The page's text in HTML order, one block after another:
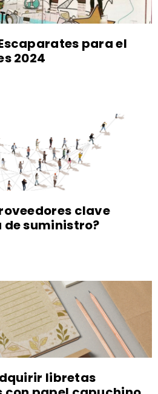
para el
2024
clave
suministro?
libretas